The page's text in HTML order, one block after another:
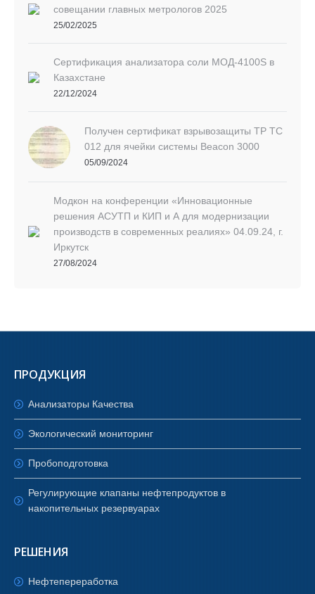
совещании главных метрологов 2025
25/02/2025
Сертификация анализатора соли МОД-4100S в
Казахстане
22/12/2024
Получен сертификат взрывозащиты ТР ТС
012 для ячейки системы Beacon 3000
05/09/2024
Модкон на конференции «Инновационные
решения АСУТП и КИП и А для модернизации
производств в современных реалиях» 04.09.24, г.
Иркутск
27/08/2024
ПРОДУКЦИЯ
Анализаторы Качества
Экологический мониторинг
Пробоподготовка
Регулирующие клапаны нефтепродуктов в
накопительных резервуарах
РЕШЕНИЯ
Нефтепереработка